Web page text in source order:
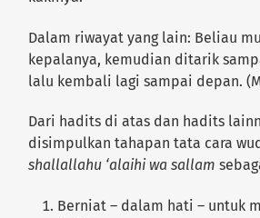
Dalam riwayat yang lain: Beliau
kepalanya, kemudian ditarik
lalu kembali lagi sampai depan.
Dari hadits di atas dan hadits
disimpulkan tahapan tata cara
shallallahu ‘alaihi wa sallam
Berniat – dalam hati – untuk